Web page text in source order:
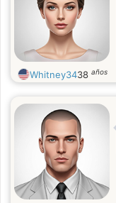
Whitney3438 años